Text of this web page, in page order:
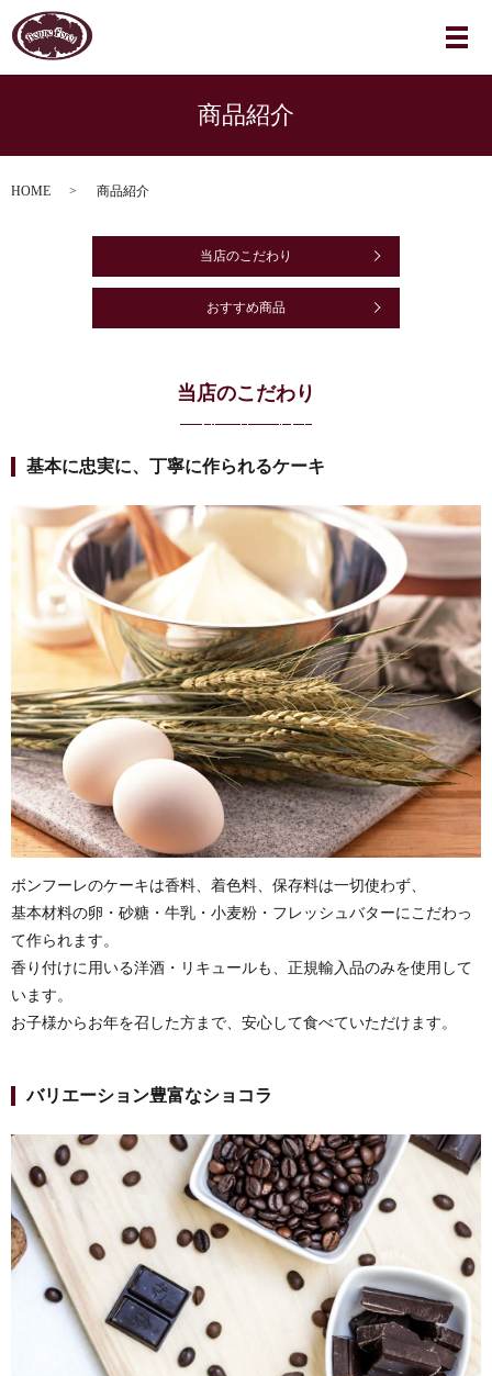
メ
商品紹介
HOME 商品紹介
当店のこだわり
おすすめ商品
当店のこだわり
基本に忠実に、丁寧に作られるケーキ
ボンフーレのケーキは香料、着色料、保存料は一切使わず、
基本材料の卵・砂糖・牛乳・小麦粉・フレッシュバターにこだわっ
て作られます。
香り付けに用いる洋酒・リキュールも、正規輸入品のみを使用して
います。
お子様からお年を召した方まで、安心して食べていただけます。
バリエーション豊富なショコラ